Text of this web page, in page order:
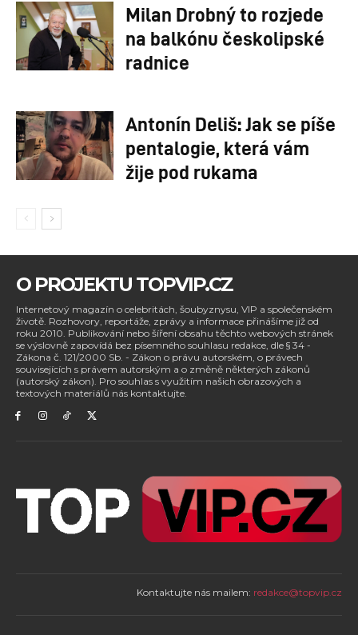
Milan Drobný to rozjede
na balkónu českolipské
radnice
Antonín Deliš: Jak se píše
pentalogie, která vám
žije pod rukama
O PROJEKTU TOPVIP.CZ
Internetový magazín o celebritách, šoubyznysu, VIP a společenském
životě. Rozhovory, reportáže, zprávy a informace přinášíme již od
roku 2010. Publikování nebo šíření obsahu těchto webových stránek
se výslovně zapovídá bez písemného souhlasu redakce, dle § 34 -
Zákona č. 121/2000 Sb. - Zákon o právu autorském, o právech
souvisejících s právem autorským a o změně některých zákonů
(autorský zákon). Pro souhlas s využitím našich obrazových a
textových materiálů nás kontaktujte.
Kontaktujte nás mailem: redakce@topvip.cz